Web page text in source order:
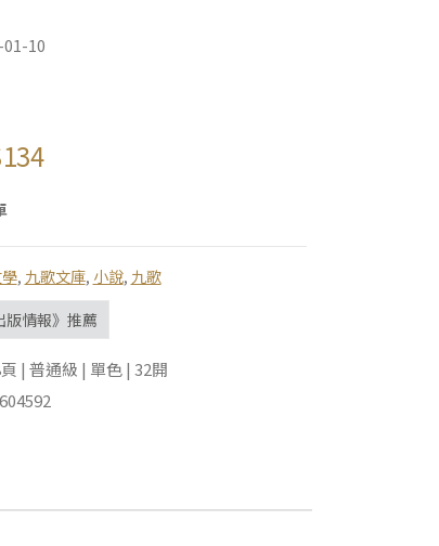
10
134
, 九歌文庫, 小說, 九歌
版情報》推薦
| 普通級 | 單色 | 32開